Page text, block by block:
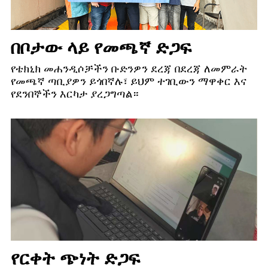
በቦታው ላይ የመጫኛ ድጋፍ
የቴክኒክ መሐንዲሶቻችን ቡድንዎን ደረጃ በደረጃ ለመምራት
የመጫኛ ጣቢያዎን ይጎበኛሉ፣ ይህም ተገቢውን ማዋቀር እና
የደንበኞችን እርካታ ያረጋግጣል።
የርቀት ጭነት ድጋፍ